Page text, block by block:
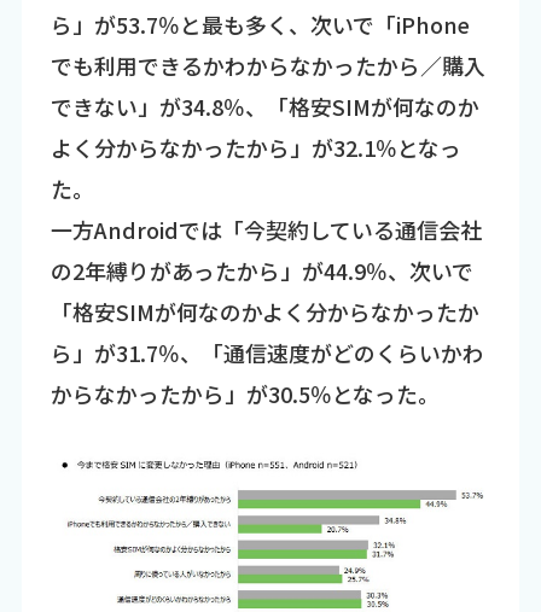
ら」が53.7％と最も多く、次いで「iPhone
でも利用できるかわからなかったから／購入
できない」が34.8％、「格安SIMが何なのか
よく分からなかったから」が32.1％となっ
た。
一方Androidでは「今契約している通信会社
の2年縛りがあったから」が44.9％、次いで
「格安SIMが何なのかよく分からなかったか
ら」が31.7％、「通信速度がどのくらいかわ
からなかったから」が30.5％となった。